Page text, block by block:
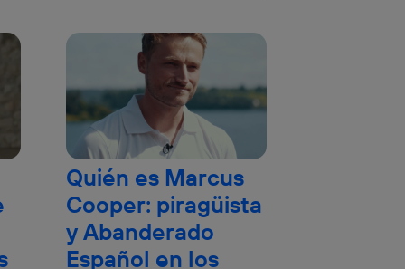
Quién es Marcus
Cooper: piragüista
y Abanderado
Español en los